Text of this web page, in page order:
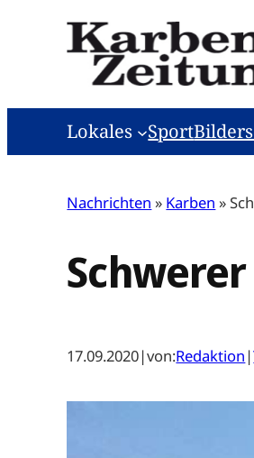
Lokales Sport
Nachrichten » Karben »
17.09.2020|von:Redaktion |